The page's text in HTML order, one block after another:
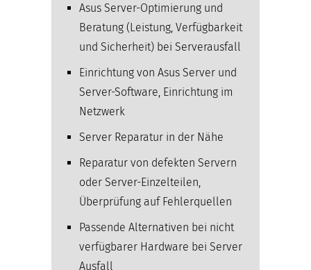
Asus Server-Optimierung und
Beratung (Leistung, Verfügbarkeit
und Sicherheit) bei Serverausfall
Einrichtung von Asus Server und
Server-Software, Einrichtung im
Netzwerk
Server Reparatur in der Nähe
Reparatur von defekten Servern
oder Server-Einzelteilen,
Überprüfung auf Fehlerquellen
Passende Alternativen bei nicht
verfügbarer Hardware bei Server
Ausfall